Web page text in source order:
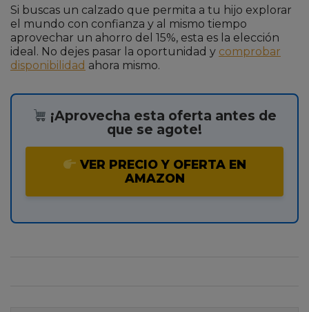
Si buscas un calzado que permita a tu hijo explorar
el mundo con confianza y al mismo tiempo
aprovechar un ahorro del 15%, esta es la elección
ideal. No dejes pasar la oportunidad y comprobar
disponibilidad ahora mismo.
¡Aprovecha esta oferta antes de
que se agote!
VER PRECIO Y OFERTA EN
AMAZON